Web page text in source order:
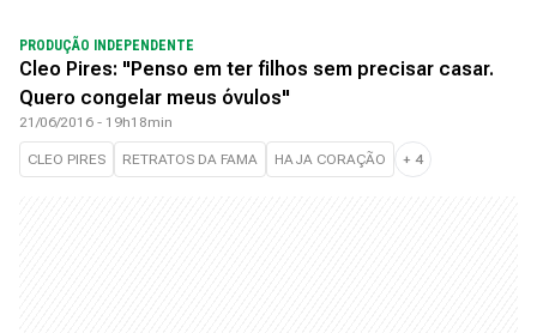
PRODUÇÃO INDEPENDENTE
Cleo Pires: "Penso em ter filhos sem precisar casar.
Quero congelar meus óvulos"
21/06/2016 - 19h18min
CLEO PIRES RETRATOS DA FAMA HAJA CORAÇÃO + 4